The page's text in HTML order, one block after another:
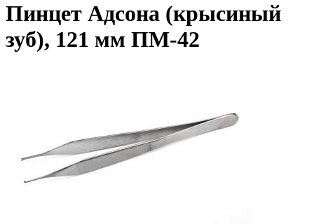
Пинцет Адсона (крысиный
зуб), 121 мм ПМ-42